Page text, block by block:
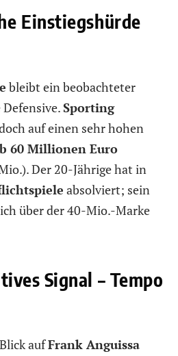
Einstiegshürde
bleibt ein beobachteter
Sporting
auf einen sehr hohen
60 Millionen Euro
Der 20-Jährige hat in
absolviert; sein
über der 40-Mio.-Marke
Signal – Tempo
aufFrank Anguissa